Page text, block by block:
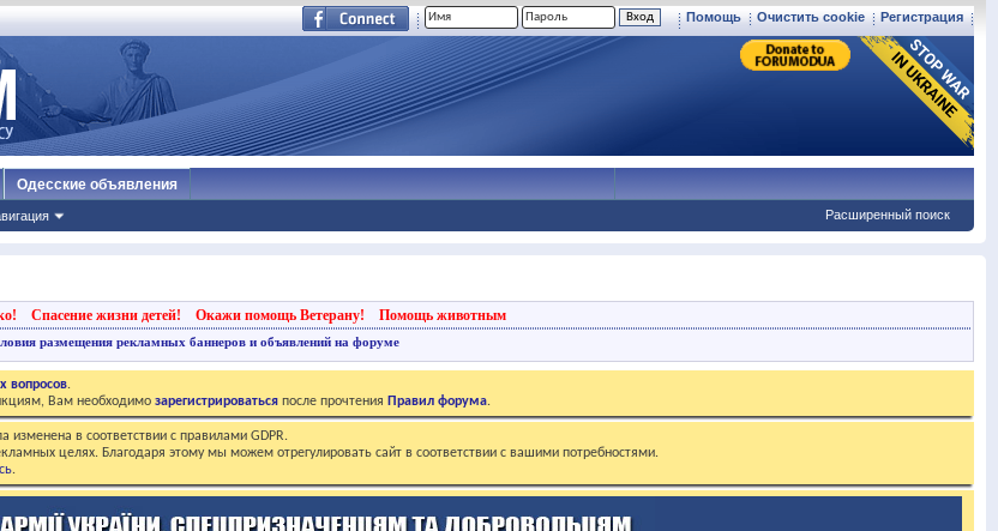
Регистрация
Очистить cookie
Помощь
Одесские объявления
Расширенный поиск
Спасение жизни детей! Окажи помощь Ветерану! Помощь животным
размещения рекламных баннеров и объявлений на форуме
вопросов.
Вам необходимо зарегистрироваться после прочтения Правил форума.
в соответствии с правилами GDPR.
целях. Благодаря этому мы можем отрегулировать сайт в соответствии с вашими потребностями.
.